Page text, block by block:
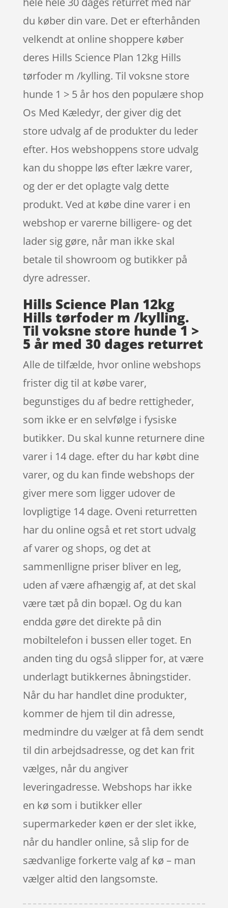
du køber din vare. Det er efterhånden
velkendt at online shoppere køber
deres Hills Science Plan 12kg Hills
tørfoder m /kylling. Til voksne store
hunde 1 > 5 år hos den populære shop
Os Med Kæledyr, der giver dig det
store udvalg af de produkter du leder
efter. Hos webshoppens store udvalg
kan du shoppe løs efter lækre varer,
og der er det oplagte valg dette
produkt. Ved at købe dine varer i en
webshop er varerne billigere- og det
lader sig gøre, når man ikke skal
betale til showroom og butikker på
dyre adresser.
Hills Science Plan 12kg
Hills tørfoder m /kylling.
Til voksne store hunde 1 >
5 år med 30 dages returret
Alle de tilfælde, hvor online webshops
frister dig til at købe varer,
begunstiges du af bedre rettigheder,
som ikke er en selvfølge i fysiske
butikker. Du skal kunne returnere dine
varer i 14 dage. efter du har købt dine
varer, og du kan finde webshops der
giver mere som ligger udover de
lovpligtige 14 dage. Oveni returretten
har du online også et ret stort udvalg
af varer og shops, og det at
sammenlligne priser bliver en leg,
uden af være afhængig af, at det skal
være tæt på din bopæl. Og du kan
endda gøre det direkte på din
mobiltelefon i bussen eller toget. En
anden ting du også slipper for, at være
underlagt butikkernes åbningstider.
Når du har handlet dine produkter,
kommer de hjem til din adresse,
medmindre du vælger at få dem sendt
til din arbejdsadresse, og det kan frit
vælges, når du angiver
leveringadresse. Webshops har ikke
en kø som i butikker eller
supermarkeder køen er der slet ikke,
når du handler online, så slip for de
sædvanlige forkerte valg af kø – man
vælger altid den langsomste.